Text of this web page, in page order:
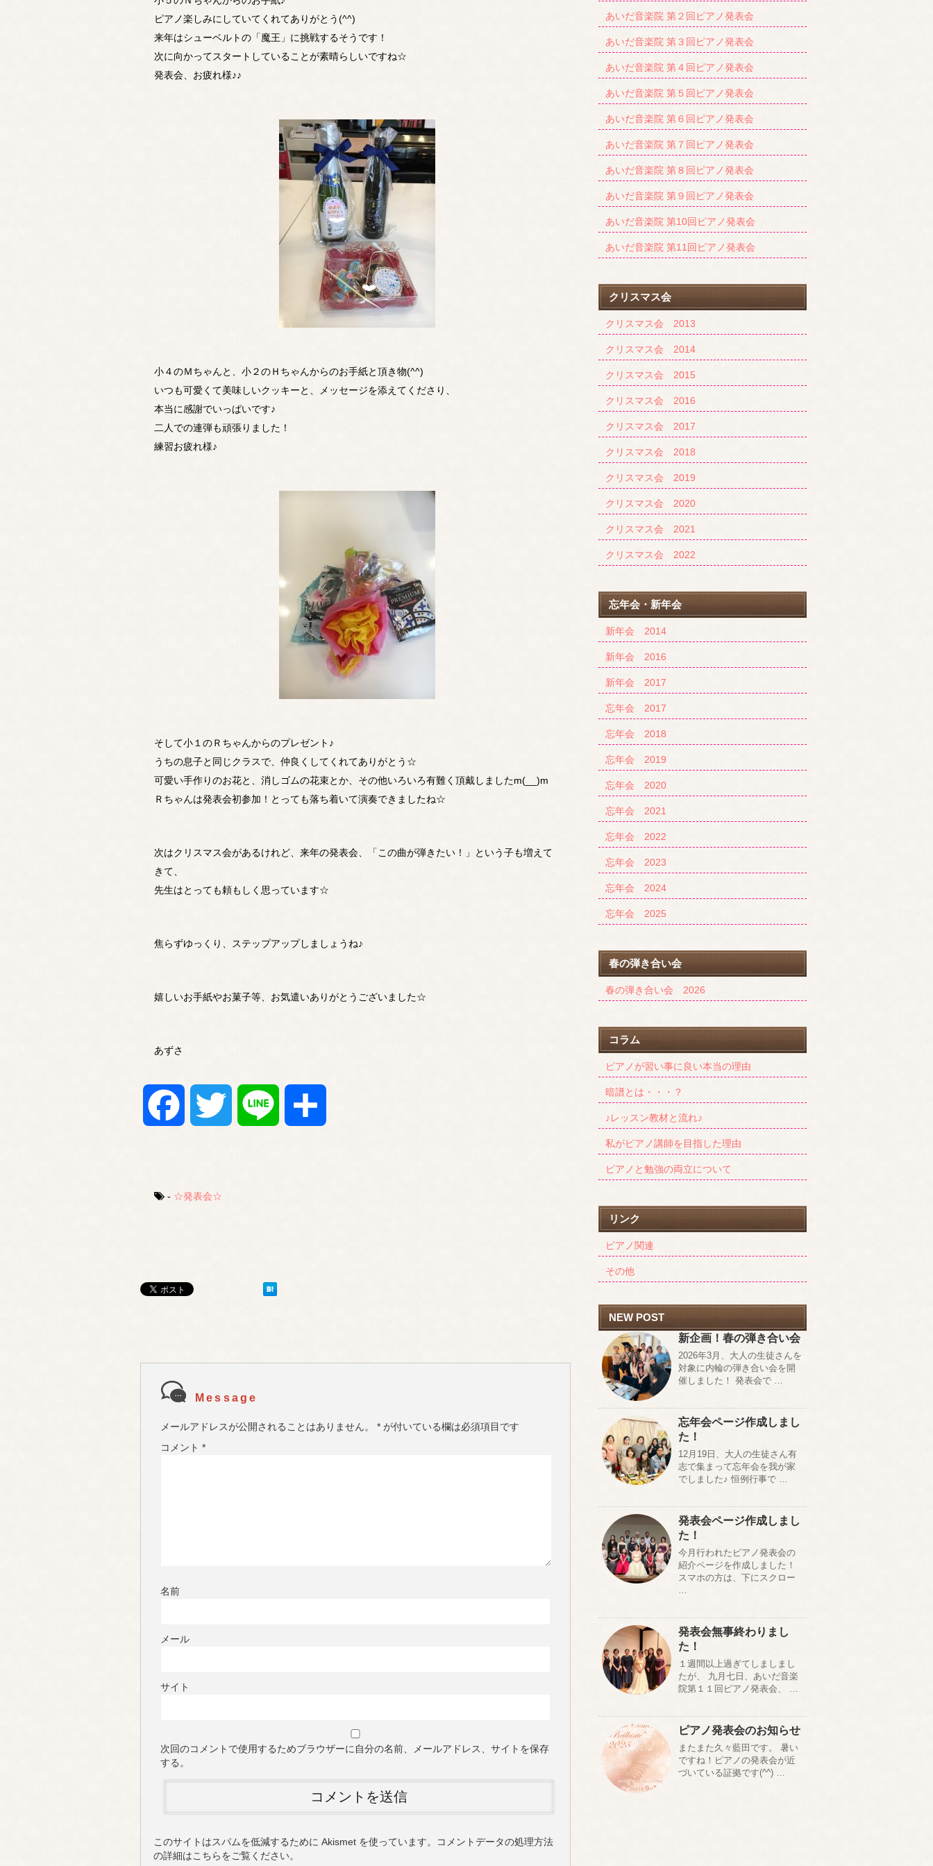
ピアノ楽しみにしていてくれてありがとう(^^)
来年はシューベルトの「魔王」に挑戦するそうです！
次に向かってスタートしていることが素晴らしいですね☆
発表会、お疲れ様♪♪
小４のＭちゃんと、小２のＨちゃんからのお手紙と頂き物(^^)
いつも可愛くて美味しいクッキーと、メッセージを添えてくださり、
本当に感謝でいっぱいです♪
二人での連弾も頑張りました！
練習お疲れ様♪
そして小１のＲちゃんからのプレゼント♪
うちの息子と同じクラスで、仲良くしてくれてありがとう☆
可愛い手作りのお花と、消しゴムの花束とか、その他いろいろ有難く頂戴しましたm(__)m
Ｒちゃんは発表会初参加！とっても落ち着いて演奏できましたね☆
次はクリスマス会があるけれど、来年の発表会、「この曲が弾きたい！」という子も増えて
きて、
先生はとっても頼もしく思っています☆
焦らずゆっくり、ステップアップしましょうね♪
嬉しいお手紙やお菓子等、お気遣いありがとうございました☆
あずさ
Facebook Twitter Line
- ☆発表会☆
Message
メールアドレスが公開されることはありません。 * が付いている欄は必須項目です
コメント *
名前
メール
サイト
次回のコメントで使用するためブラウザーに自分の名前、メールアドレス、サイトを保存
する。
このサイトはスパムを低減するために Akismet を使っています。
コメントデータの処理方法
の詳細はこちらをご覧ください。
あいだ音楽院 第２回ピアノ発表会
あいだ音楽院 第３回ピアノ発表会
あいだ音楽院 第４回ピアノ発表会
あいだ音楽院 第５回ピアノ発表会
あいだ音楽院 第６回ピアノ発表会
あいだ音楽院 第７回ピアノ発表会
あいだ音楽院 第８回ピアノ発表会
あいだ音楽院 第９回ピアノ発表会
あいだ音楽院 第10回ピアノ発表会
あいだ音楽院 第11回ピアノ発表会
クリスマス会
クリスマス会 2013
クリスマス会 2014
クリスマス会 2015
クリスマス会 2016
クリスマス会 2017
クリスマス会 2018
クリスマス会 2019
クリスマス会 2020
クリスマス会 2021
クリスマス会 2022
忘年会・新年会
新年会 2014
新年会 2016
新年会 2017
忘年会 2017
忘年会 2018
忘年会 2019
忘年会 2020
忘年会 2021
忘年会 2022
忘年会 2023
忘年会 2024
忘年会 2025
春の弾き合い会
春の弾き合い会 2026
コラム
ピアノが習い事に良い本当の理由
暗譜とは・・・？
♪レッスン教材と流れ♪
私がピアノ講師を目指した理由
ピアノと勉強の両立について
リンク
ピアノ関連
その他
NEW POST
新企画！春の弾き合い会
2026年3月、大人の生徒さんを
対象に内輪の弾き合い会を開
催しました！ 発表会で …
忘年会ページ作成しまし
た！
12月19日、大人の生徒さん有
志で集まって忘年会を我が家
でしました♪ 恒例行事で …
発表会ページ作成しまし
た！
今月行われたピアノ発表会の
紹介ページを作成しました！
スマホの方は、下にスクロー
…
発表会無事終わりまし
た！
１週間以上過ぎてしましまし
たが、 九月七日、あいだ音楽
院第１１回ピアノ発表会、 …
ピアノ発表会のお知らせ
またまた久々藍田です。 暑い
ですね！ピアノの発表会が近
づいている証拠です(^^) …